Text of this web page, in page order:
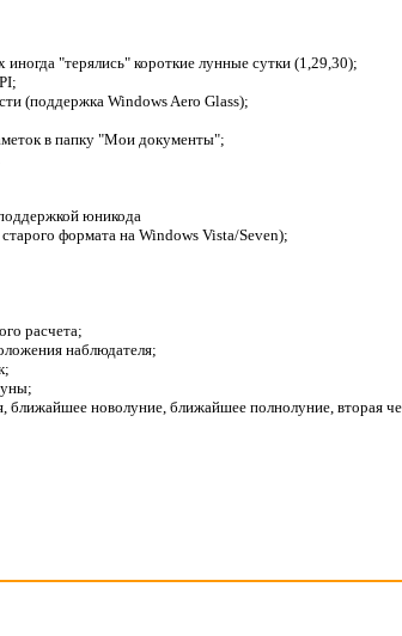
"терялись" короткие лунные сутки (1,29,30);
(поддержка Windows Aero Glass);
в папку "Мои документы";
юникода
формата на Windows Vista/Seven);
расчета;
наблюдателя;
новолуние, ближайшее полнолуние, вторая